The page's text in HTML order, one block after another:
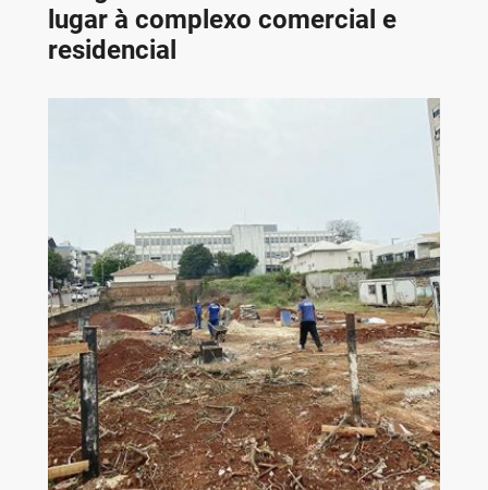
lugar à complexo comercial e
residencial